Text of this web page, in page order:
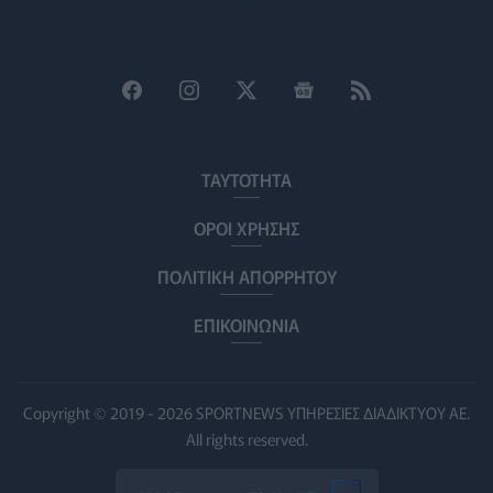
ρίχνουν φως στις "φιλίες" μεταξύ διαφορετικών ειδών
Η ΕΙΝΑΠ καταγγέλλει την αιφνιδιαστική ένταξη του
Ηλεκτρικά πατίνια: 3,5 φορές μεγαλύτερος ο κίνδυνος
07/08/2026 - 14:00
ΗΠΑ: Μεγάλη τράπεζα επενδύει 250 εκατ. δολάρια τον
χρόνο για φάρμακα GLP-1 στους εργαζομένους
07/08/2026 - 13:00
η Αττική – Τι πρέπει να προσέχουν οι παραθεριστές
07/08/2026 - 11:57
ΤΑΥΤΟΤΗΤΑ
ΟΡΟΙ ΧΡΗΣΗΣ
ΠΟΛΙΤΙΚΗ ΑΠΟΡΡΗΤΟΥ
ΕΠΙΚΟΙΝΩΝΙΑ
Copyright © 2019 - 2026 SPORTNEWS ΥΠΗΡΕΣΙΕΣ ΔΙΑΔΙΚΤΥΟΥ ΑΕ.
All rights reserved.